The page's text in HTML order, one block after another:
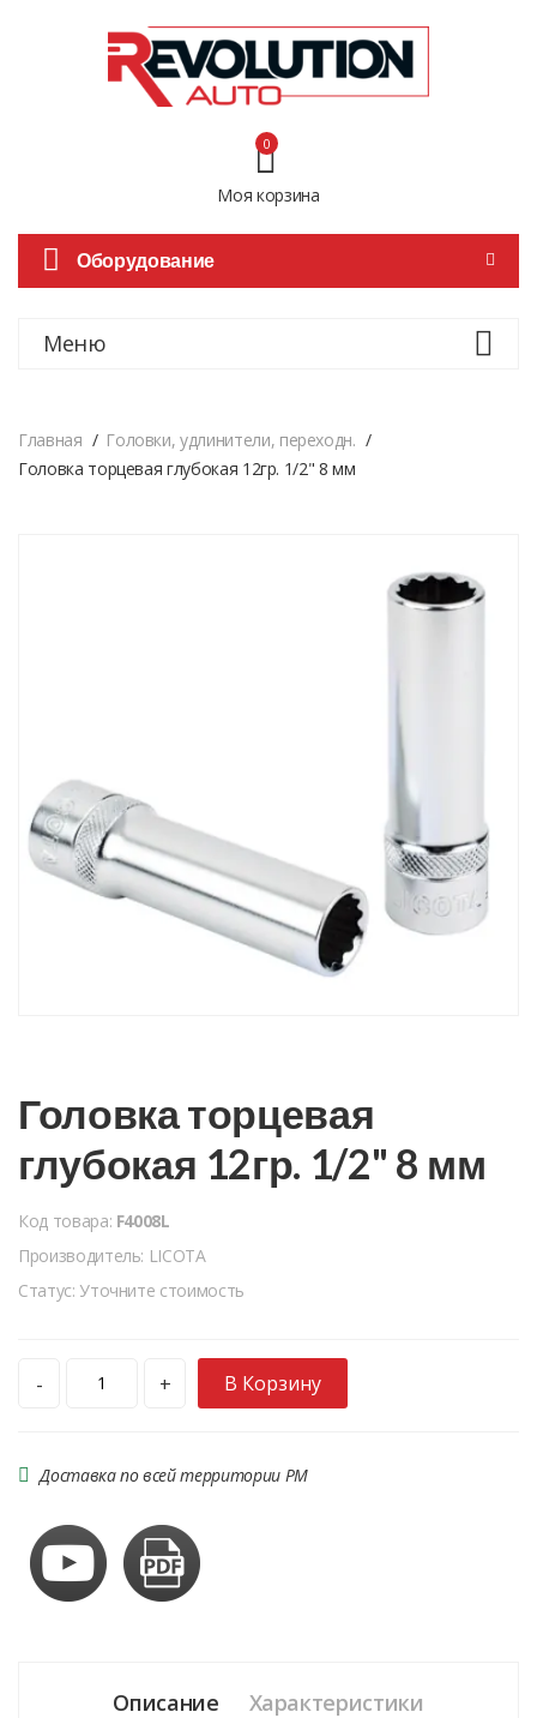
Моя корзина
0
Оборудование
Меню
Главная
Головки, удлинители, переходн.
Головка торцевая глубокая 12гр. 1/2" 8 мм
Головка торцевая
глубокая 12гр. 1/2" 8 мм
Код товара: F4008L
Производитель: LICOTA
Статус: Уточните стоимость
- + В Корзину
Доставка по всей территории РМ
Описание Характеристики